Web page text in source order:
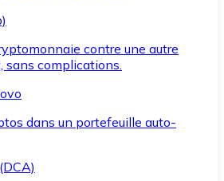
contre une autre
complications.
dans un portefeuille auto-